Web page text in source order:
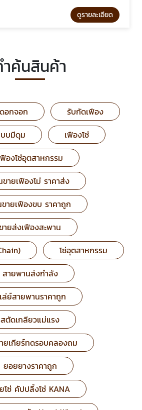
ดูรายละเอียด
ค้นสินค้า
อกจอก
รับกัดเฟือง
บบมีดุม
เฟืองโซ่
ฟืองโซ่อุตสาหกรรม
ขายเฟืองโม่ ราคาส่ง
ขายเฟืองขบ ราคาถูก
ายส่งเฟืองสะพาน
โซ่อุตสาหกรรม
สายพานส่งกำลัง
ล่ย์สายพานราคาถูก
สตัดเกลียวแม่แรง
ยเกียร์ทดรอบคลองถม
ยอยยางราคาถูก
โซ่ คัปปลิ้งโซ่ KANA